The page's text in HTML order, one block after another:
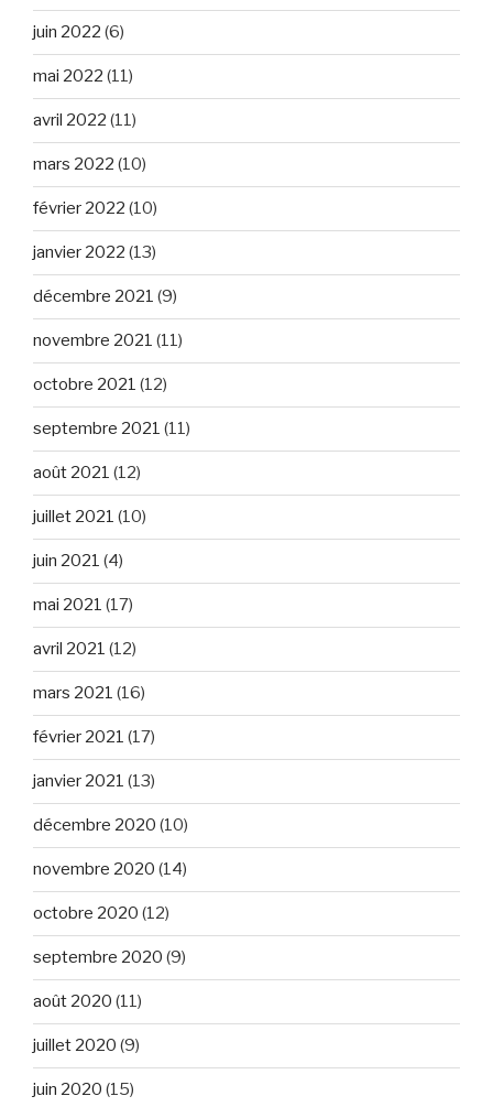
juin 2022 (6)
mai 2022 (11)
avril 2022 (11)
mars 2022 (10)
février 2022 (10)
janvier 2022 (13)
décembre 2021 (9)
novembre 2021 (11)
octobre 2021 (12)
septembre 2021 (11)
août 2021 (12)
juillet 2021 (10)
juin 2021 (4)
mai 2021 (17)
avril 2021 (12)
mars 2021 (16)
février 2021 (17)
janvier 2021 (13)
décembre 2020 (10)
novembre 2020 (14)
octobre 2020 (12)
septembre 2020 (9)
août 2020 (11)
juillet 2020 (9)
juin 2020 (15)